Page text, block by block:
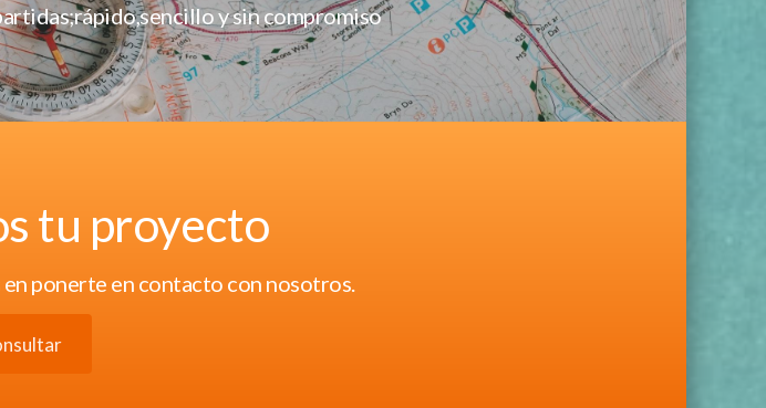
y sin compromiso
tu proyecto
ponerte en contacto con nosotros.